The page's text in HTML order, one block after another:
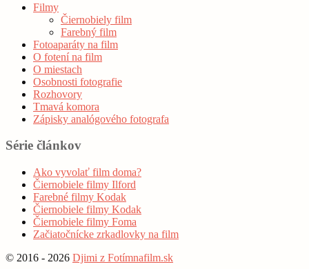
Filmy
Čiernobiely film
Farebný film
Fotoaparáty na film
O fotení na film
O miestach
Osobnosti fotografie
Rozhovory
Tmavá komora
Zápisky analógového fotografa
Série článkov
Ako vyvolať film doma?
Čiernobiele filmy Ilford
Farebné filmy Kodak
Čiernobiele filmy Kodak
Čiernobiele filmy Foma
Začiatočnícke zrkadlovky na film
© 2016 - 2026 Djimi z Fotímnafilm.sk